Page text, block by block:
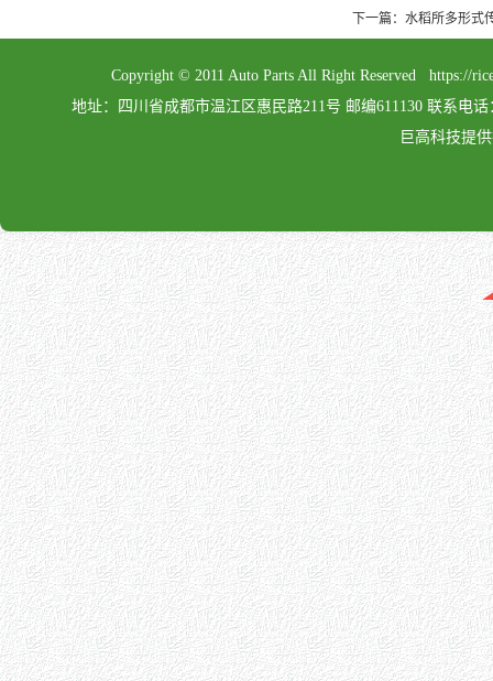
下一篇：水稻所多形
Copyright © 2011 Auto Parts All Right Reserved
地址：四川省成都市温江区惠民路211号 邮编611130 联系电话
巨高科技提